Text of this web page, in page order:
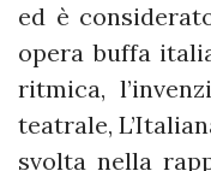
ed è
opera buffa
ritmica,
teatrale,
svolta nella